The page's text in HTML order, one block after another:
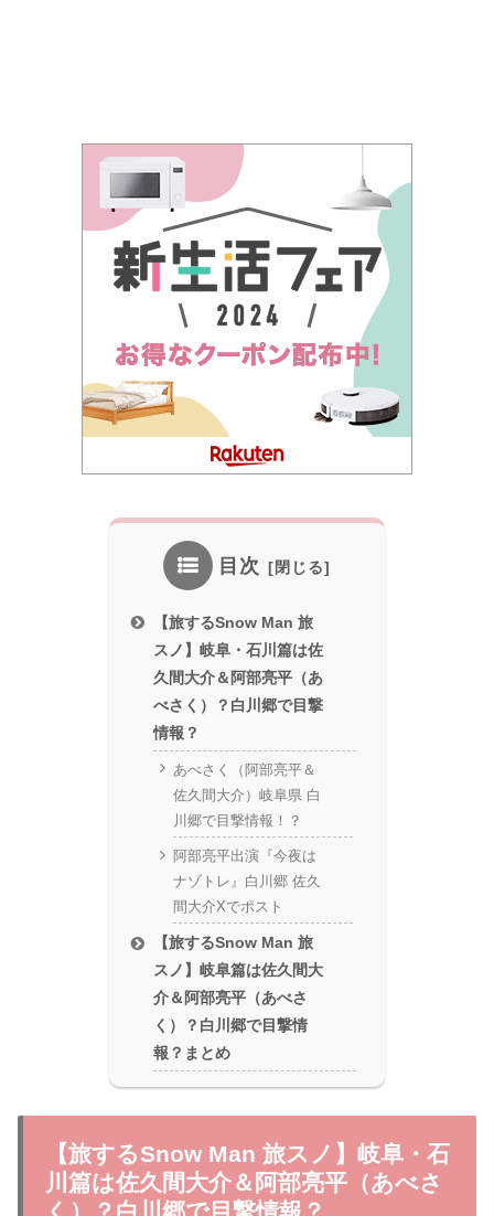
目次
【旅するSnow Man 旅
スノ】岐阜・石川篇は佐
久間大介＆阿部亮平（あ
べさく）？白川郷で目撃
情報？
あべさく（阿部亮平＆
佐久間大介）岐阜県 白
川郷で目撃情報！？
阿部亮平出演『今夜は
ナゾトレ』白川郷 佐久
間大介Xでポスト
【旅するSnow Man 旅
スノ】岐阜篇は佐久間大
介＆阿部亮平（あべさ
く）？白川郷で目撃情
報？まとめ
【旅するSnow Man 旅スノ】岐阜・石
川篇は佐久間大介＆阿部亮平（あべさ